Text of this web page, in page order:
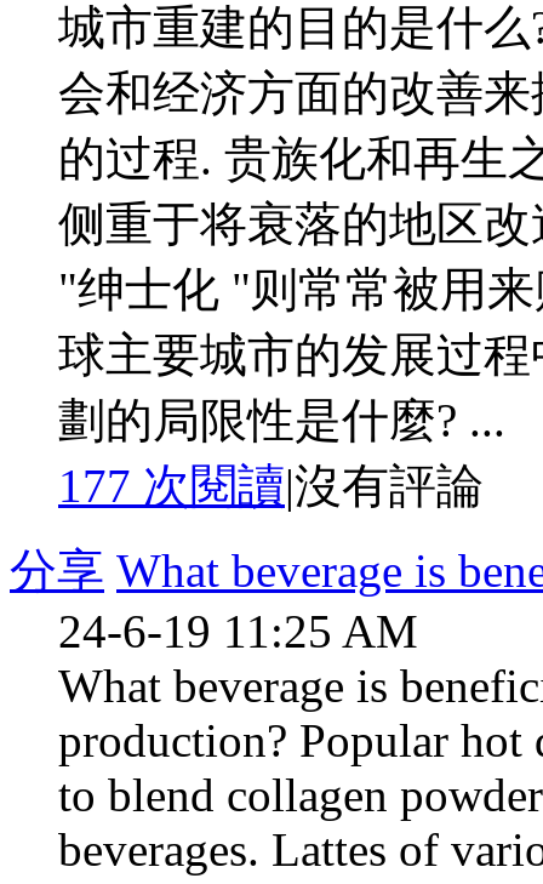
城市重建的目的是什
会和经济方面的改善
的过程. 贵族化和再生
侧重于将衰落的地区
"绅士化 "则常常被用
球主要城市的发展过
劃的局限性是什麼? ...
177 次閱讀|沒有評論
分享 What beverage is
24-6-19 11:25 AM
What beverage is
production? Popular
to blend collagen
beverages. Lattes of